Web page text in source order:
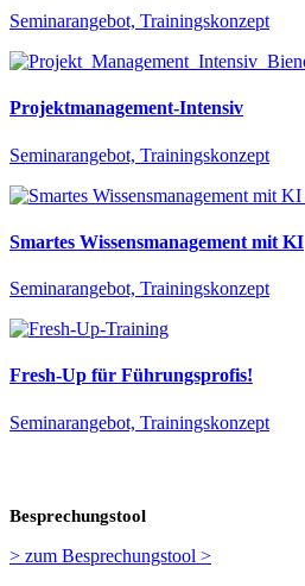
Seminarangebot, Trainingskonzept
Projektmanagement-Intensiv
Seminarangebot, Trainingskonzept
Smartes Wissensmanagement mit KI
Seminarangebot, Trainingskonzept
Fresh-Up für Führungsprofis!
Seminarangebot, Trainingskonzept
Besprechungstool
> zum Besprechungstool >